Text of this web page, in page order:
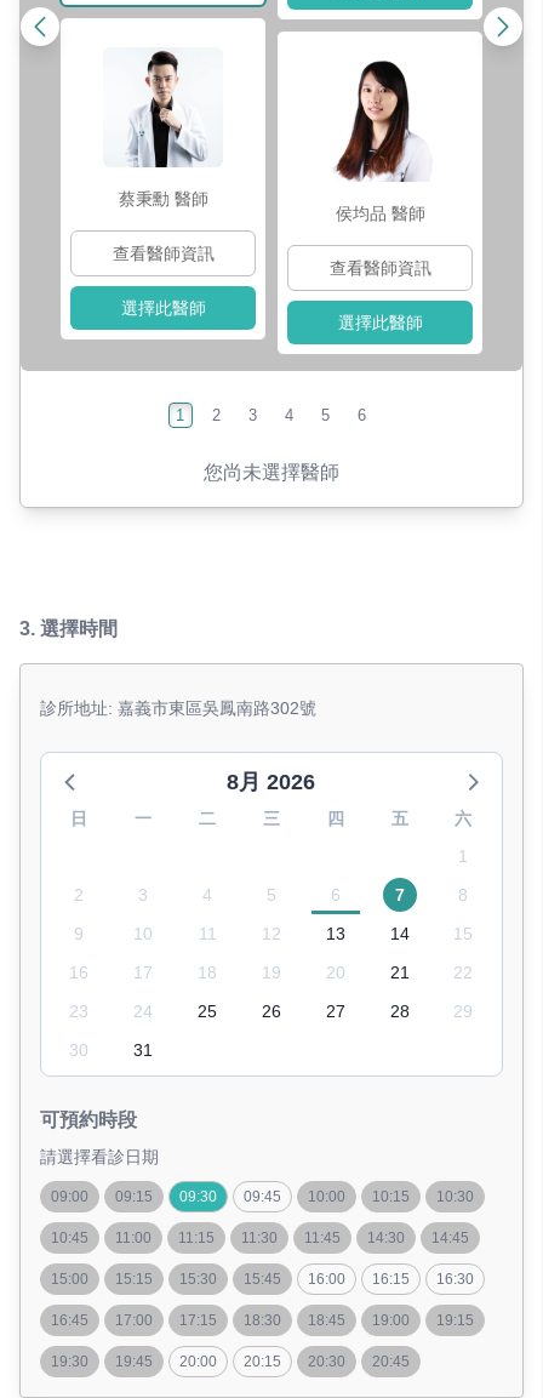
蔡秉勳 醫師
查看醫師資訊
選擇此醫師
侯均品 醫師
查看醫師資訊
選擇此醫師
1 2 3 4 5 6
您尚未選擇醫師
3. 選擇時間
診所地址: 嘉義市東區吳鳳南路302號
8月 2026
日 一 二 三 四 五
六
1
2
3 4 5 6 7
8
9
10 11 12 13 14
15
16
17 18 19 20 21
22
23
24 25 26 27 28
29
30
31
可預約時段
請選擇看診日期
09:00 09:15 09:30 09:45 10:00 10:15 10:30
10:45 11:00 11:15 11:30 11:45 14:30 14:45
15:00 15:15 15:30 15:45 16:00 16:15 16:30
16:45 17:00 17:15 18:30 18:45 19:00 19:15
19:30 19:45 20:00 20:15 20:30 20:45